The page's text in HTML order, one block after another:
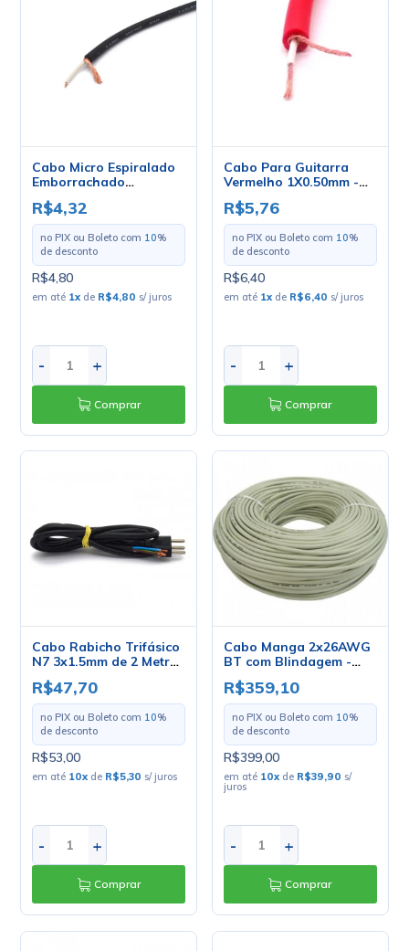
Cabo Micro Espiralado
Emborrachado
1x0.50mm - Mult Cabo -
Preço Por Metro
R$4,32
no PIX ou Boleto com 10%
de desconto
R$4,80
em até 1x de R$4,80 s/ juros
- +
Comprar
Cabo Para Guitarra
Vermelho 1X0.50mm -
Mult Cabo - Preço Por
Metro
R$5,76
no PIX ou Boleto com 10%
de desconto
R$6,40
em até 1x de R$6,40 s/ juros
- +
Comprar
Cabo Rabicho Trifásico
N7 3x1.5mm de 2 Metros
- Mult Cabo
R$47,70
no PIX ou Boleto com 10%
de desconto
R$53,00
em até 10x de R$5,30 s/ juros
- +
Comprar
Cabo Manga 2x26AWG
BT com Blindagem -
Mult Cabo - Rolo com
100 Metros
R$359,10
no PIX ou Boleto com 10%
de desconto
R$399,00
em até 10x de R$39,90 s/
juros
- +
Comprar